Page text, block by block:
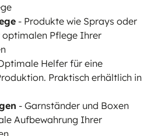
- Produkte wie Sprays oder
optimalen Pflege Ihrer
Helfer für eine
Praktisch erhältlich in
- Garnständer und Boxen
Aufbewahrung Ihrer